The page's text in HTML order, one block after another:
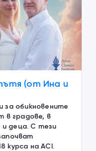
(от Ина и
за обикновените
в градове, в
деца. С тези
курса на ACI.